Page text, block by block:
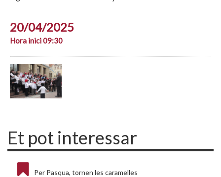
20/04/2025
Hora inici 09:30
Et pot interessar
Per Pasqua, tornen les caramelles